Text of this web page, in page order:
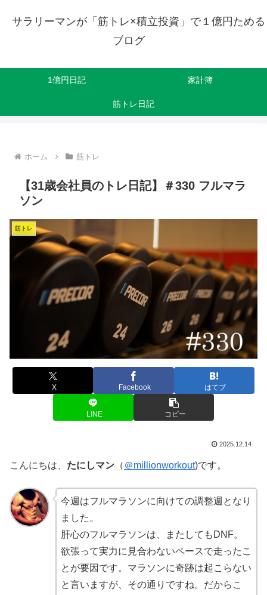
サラリーマンが「筋トレ×積立投資」で１億円ためる
ブログ
1億円日記 家計簿
筋トレ日記
ホーム 筋トレ
【31歳会社員のトレ日記】＃330 フルマラ
ソン
筋トレ
X Facebook はてブ
LINE コピー
2025.12.14
こんにちは、 たにしマン （ ＠millionworkout)です。
今週はフルマラソンに向けての調整週となり
ました。
肝心のフルマラソンは、またしてもDNF。
欲張って実力に見合わないペースで走ったこ
とが要因です。マラソンに奇跡は起こらない
と言いますが、その通りですね。だからこ